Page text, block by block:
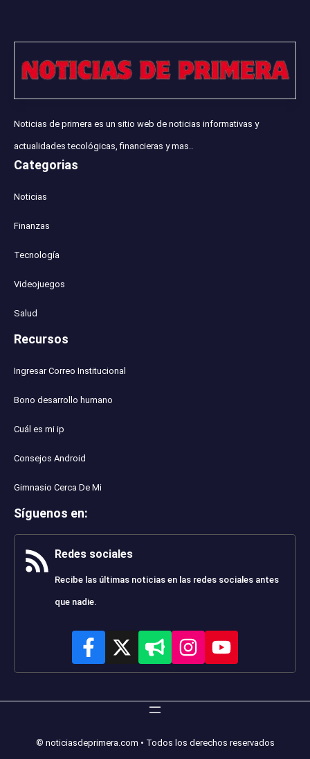
Noticias de primera es un sitio web de noticias informativas y
actualidades tecológicas, financieras y mas..
Categorias
Noticias
Finanzas
Tecnología
Videojuegos
Salud
Recursos
Ingresar Correo Institucional
Bono desarrollo humano
Cuál es mi ip
Consejos Android
Gimnasio Cerca De Mi
Síguenos en:
Redes sociales
Recibe las últimas noticias en las redes sociales antes
que nadie.
© noticiasdeprimera.com • Todos los derechos reservados